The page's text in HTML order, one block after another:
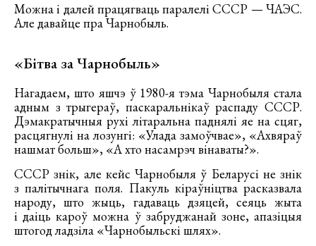
Можна і далей працягваць паралелі СССР — ЧАЭС.
Але давайце пра Чарнобыль.
«Бітва за Чарнобыль»
Нагадаем, што яшчэ ў 1980-я тэма Чарнобыля стала
адным з трыгераў, паскаральнікаў распаду СССР.
Дэмакратычныя рухі літаральна паднялі яе на сцяг,
расцягнулі на лозунгі: «Улада замоўчвае», «Ахвяраў
нашмат больш», «А хто насамрэч вінаваты?».
СССР знік, але кейс Чарнобыля ў Беларусі не знік
з палітычнага поля. Пакуль кіраўніцтва расказвала
народу, што жыць, гадаваць дзяцей, сеяць жыта
і даіць кароў можна ў забруджанай зоне, апазіцыя
штогод ладзіла «Чарнобыльскі шлях».